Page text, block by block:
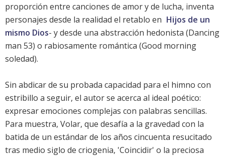
proporción entre canciones de amor y de lucha, inventa
personajes desde la realidad el retablo en Hijos de un
mismo Dios- y desde una abstracción hedonista (Dancing
man 53) o rabiosamente romántica (Good morning
soledad).
Sin abdicar de su probada capacidad para el himno con
estribillo a seguir, el autor se acerca al ideal poético:
expresar emociones complejas con palabras sencillas.
Para muestra, Volar, que desafía a la gravedad con la
batida de un estándar de los años cincuenta resucitado
tras medio siglo de criogenia, 'Coincidir' o la preciosa